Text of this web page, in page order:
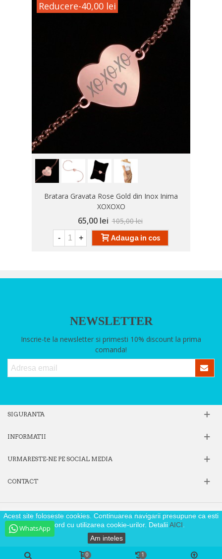
WhatsApp
Reducere-40,00 lei
Bratara Gravata Rose Gold din Inox Inima
XOXOXO
65,00 lei 105,00 lei
- + Adauga in cos
NEWSLETTER
Inscrie-te la newsletter si primesti 10% discount la prima
comanda!
SIGURANTA
INFORMATII
URMARESTE-NE PE SOCIAL MEDIA
CONTACT
Acest site foloseste cookies. Continuarea navigarii presupune ca esti
de acord cu utilizarea cookie-urilor. DetaliiAICI
Am inteles
Website operat de Fox Society SRL, Cod Fiscal 39605806, Reg. Com.
J40/9871/2018
0 1